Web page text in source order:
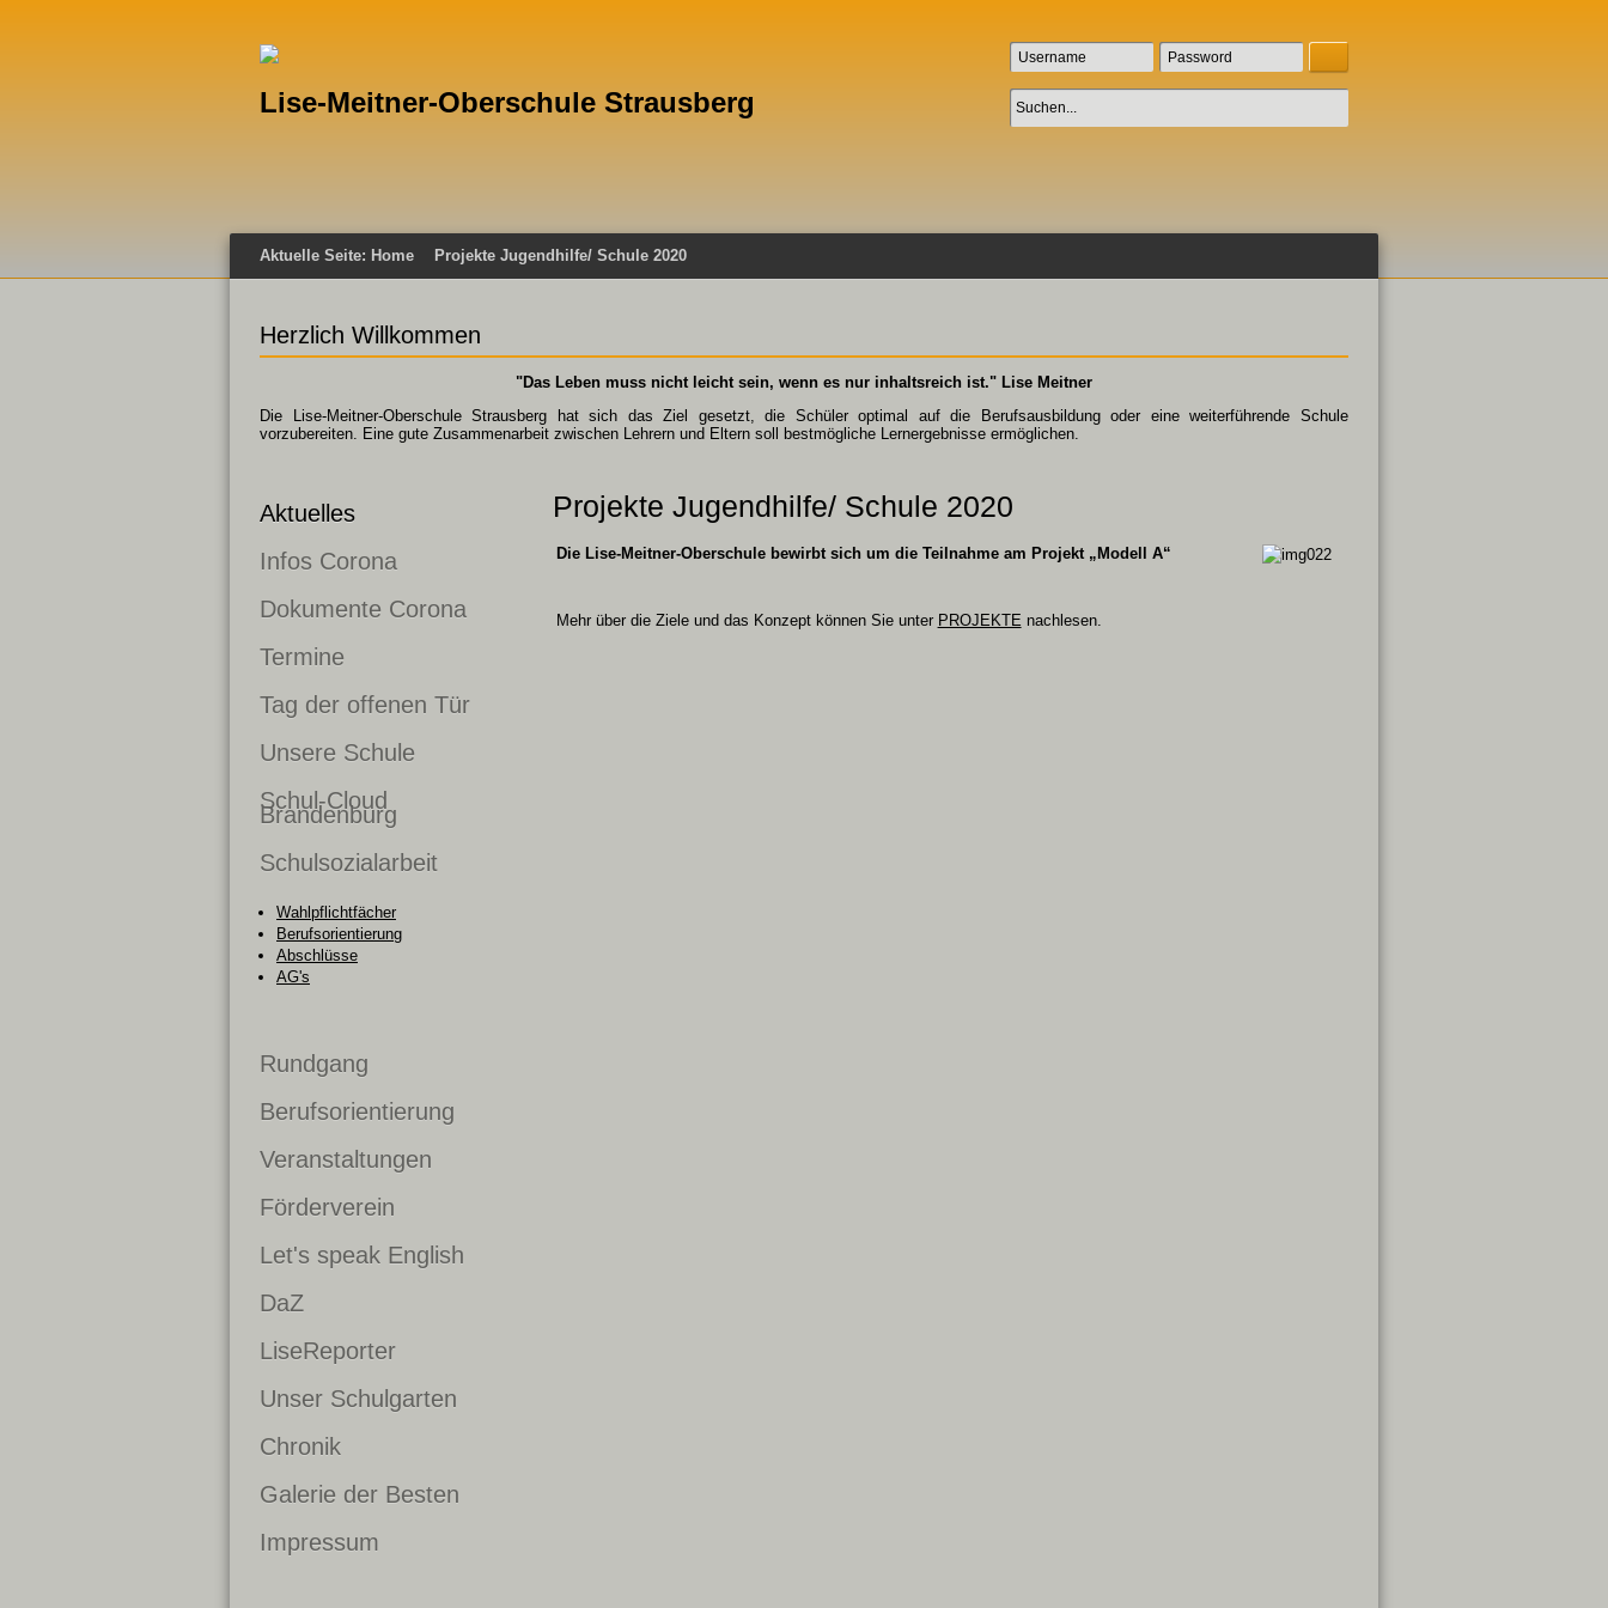
Lise-Meitner-Oberschule Strausberg
Aktuelle Seite: Home Projekte Jugendhilfe/ Schule 2020
Herzlich Willkommen
"Das Leben muss nicht leicht sein, wenn es nur inhaltsreich ist." Lise Meitner
Die Lise-Meitner-Oberschule Strausberg hat sich das Ziel gesetzt, die Schüler optimal auf die Berufsausbildung oder eine weiterführende Schule
vorzubereiten. Eine gute Zusammenarbeit zwischen Lehrern und Eltern soll bestmögliche Lernergebnisse ermöglichen.
Aktuelles
Infos Corona
Dokumente Corona
Termine
Tag der offenen Tür
Unsere Schule
Schul-Cloud
Brandenburg
Schulsozialarbeit
Wahlpflichtfächer
Berufsorientierung
Abschlüsse
AG's
Rundgang
Berufsorientierung
Veranstaltungen
Förderverein
Let's speak English
DaZ
LiseReporter
Unser Schulgarten
Chronik
Galerie der Besten
Impressum
Projekte Jugendhilfe/ Schule 2020
Die Lise-Meitner-Oberschule bewirbt sich um die Teilnahme am Projekt „Modell A“
Mehr über die Ziele und das Konzept können Sie unter PROJEKTE nachlesen.